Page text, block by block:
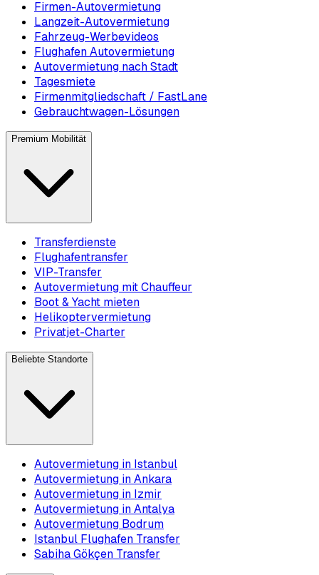
Firmen-Autovermietung
Langzeit-Autovermietung
Fahrzeug-Werbevideos
Flughafen Autovermietung
Autovermietung nach Stadt
Tagesmiete
Firmenmitgliedschaft / FastLane
Gebrauchtwagen-Lösungen
Premium Mobilität
Transferdienste
Flughafentransfer
VIP-Transfer
Autovermietung mit Chauffeur
Boot & Yacht mieten
Helikoptervermietung
Privatjet-Charter
Beliebte Standorte
Autovermietung in Istanbul
Autovermietung in Ankara
Autovermietung in Izmir
Autovermietung in Antalya
Autovermietung Bodrum
Istanbul Flughafen Transfer
Sabiha Gökçen Transfer